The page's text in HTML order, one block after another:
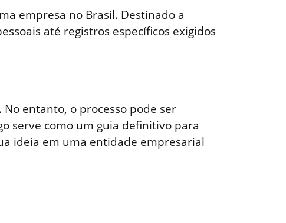
empresa no Brasil. Destinado a
até registros específicos exigidos
entanto, o processo pode ser
serve como um guia definitivo para
ideia em uma entidade empresarial